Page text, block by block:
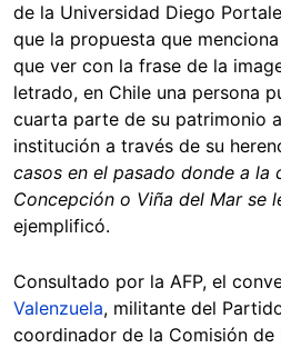
de la Universidad Diego
que la propuesta que
que ver con la frase de la
letrado, en Chile una persona
cuarta parte de su patrimonio
institución a través de su
casos en el pasado donde a la
Concepción o Viña del Mar se
ejemplificó.
Consultado por la AFP, el
Valenzuela, militante del
coordinador de la Comisión de